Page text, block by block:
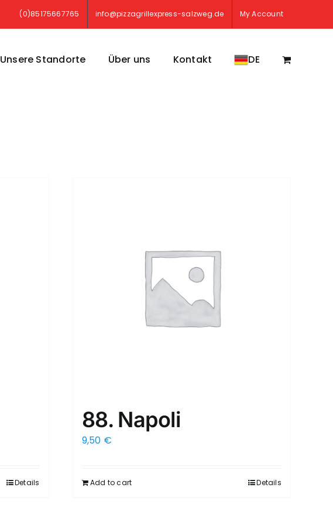
(0)85175667765 info@pizzagrillexpress-salzweg.de My Account
Unsere Standorte Über uns Kontakt DE
Details
88. Napoli
9,50 €
Add to cart Details